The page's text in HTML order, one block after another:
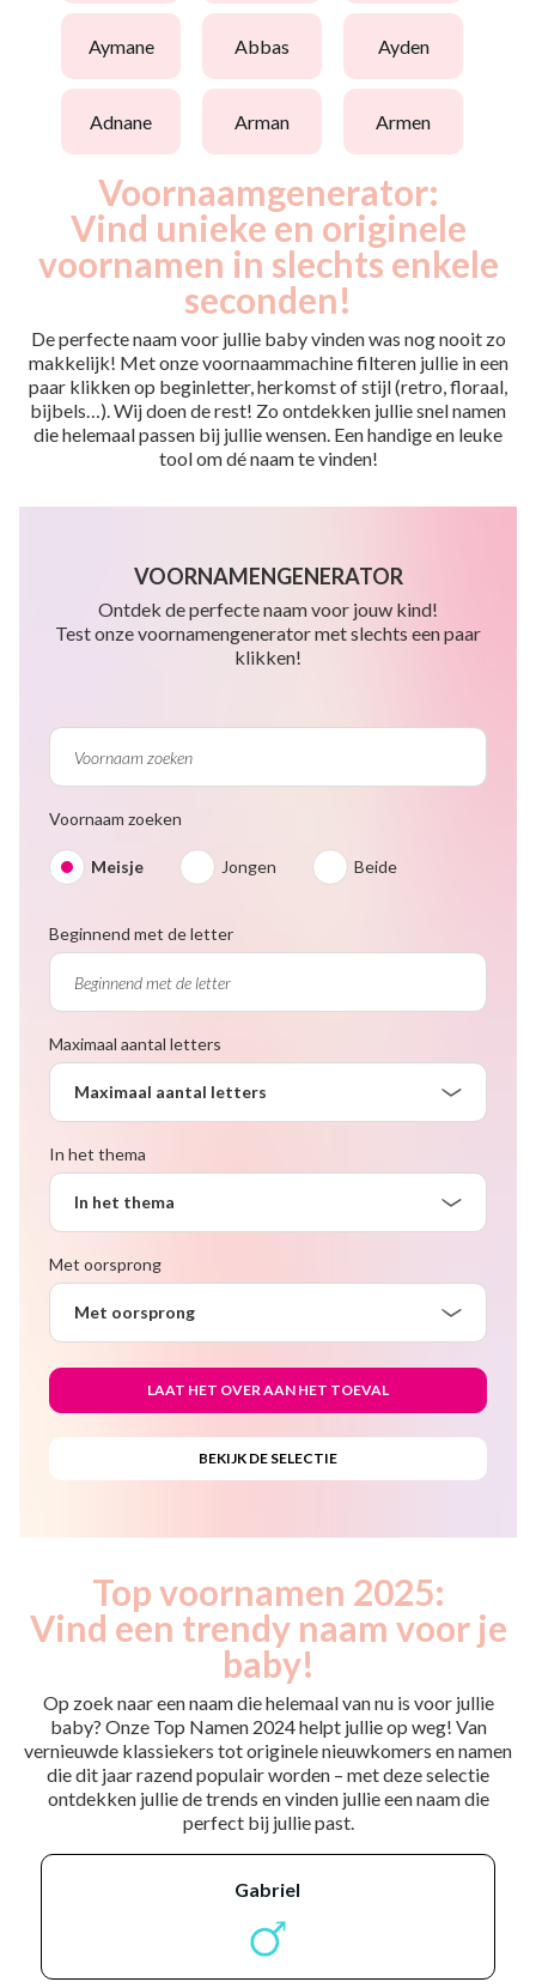
aymane abbas ayden
adnane arman armen
Voornaamgenerator:
Vind unieke en originele
voornamen in slechts enkele
seconden!
De perfecte naam voor jullie baby vinden was nog nooit zo
makkelijk! Met onze voornaammachine filteren jullie in een
paar klikken op beginletter, herkomst of stijl (retro, floraal,
bijbels…). Wij doen de rest! Zo ontdekken jullie snel namen
die helemaal passen bij jullie wensen. Een handige en leuke
tool om dé naam te vinden!
VOORNAMENGENERATOR
Ontdek de perfecte naam voor jouw kind!
Test onze voornamengenerator met slechts een paar
klikken!
Voornaam zoeken
Meisje Jongen Beide
Beginnend met de letter
Maximaal aantal letters
Maximaal aantal letters
In het thema
In het thema
Met oorsprong
Met oorsprong
Top voornamen 2025:
Vind een trendy naam voor je
baby!
Op zoek naar een naam die helemaal van nu is voor jullie
baby? Onze Top Namen 2024 helpt jullie op weg! Van
vernieuwde klassiekers tot originele nieuwkomers en namen
die dit jaar razend populair worden – met deze selectie
ontdekken jullie de trends en vinden jullie een naam die
perfect bij jullie past.
gabriel